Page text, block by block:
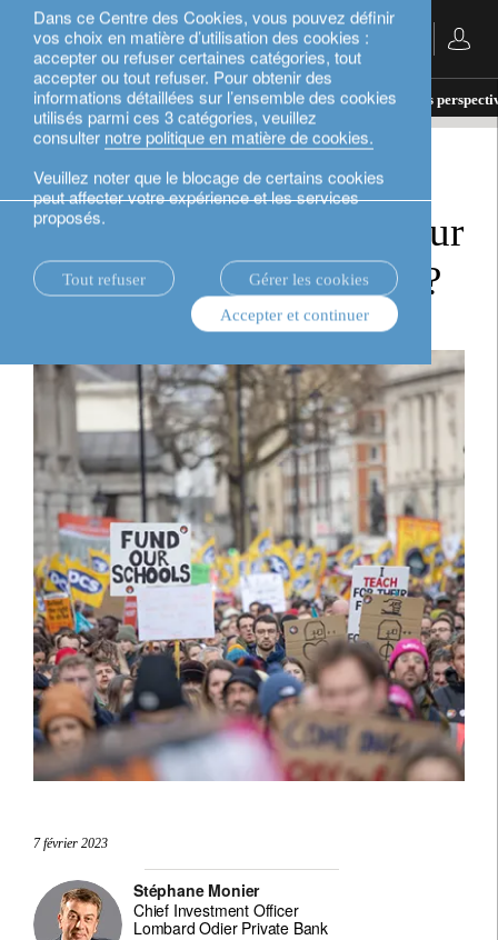
Dans ce Centre des Cookies, vous pouvez définir
vos choix en matière d’utilisation des cookies :
accepter ou refuser certaines catégories, tout
accepter ou tout refuser. Pour obtenir des
informations détaillées sur l’ensemble des cookies
utilisés parmi ces 3 catégories, veuillez
consulter notre politique en matière de cookies.
Veuillez noter que le blocage de certains cookies
peut affecter votre expérience et les services
proposés.
Tout refuser
Gérer les cookies
Accepter et continuer
Français
actualités. perspectives d’investissement Quelles
perspectives d’investissement
Quelles perspectives pour
l’économie britannique?
7 février 2023
Stéphane Monier
Chief Investment Officer
Lombard Odier Private Bank